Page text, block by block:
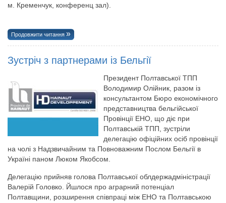
м. Кременчук, конференц зал).
Продовжити читання
Зустріч з партнерами із Бельгії
Президент Полтавської ТПП
Володимир Олійник, разом із
консультантом Бюро економічного
представництва бельгійської
Провінції ЕНО, що діє при
Полтавській ТПП, зустріли
делегацію офіційних осіб провінції
на чолі з Надзвичайним та Повноважним Послом Бельгії в
Україні паном Люком Якобсом.
Делегацію прийняв голова Полтавської облдержадміністрації
Валерій Головко. Йшлося про аграрний потенціал
Полтавщини, розширення співпраці між ЕНО та Полтавською